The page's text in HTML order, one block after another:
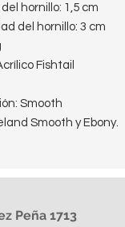
hornillo: 1,5 cm
del hornillo: 3 cm
Fishtail
Smooth
Smooth y Ebony.
Peña 1713